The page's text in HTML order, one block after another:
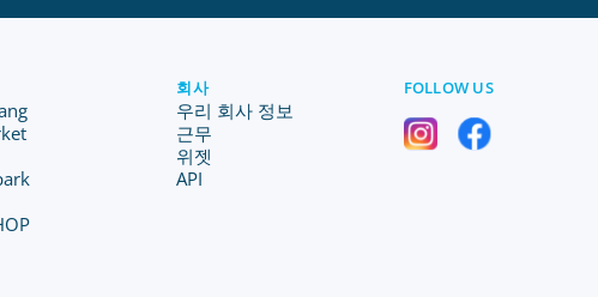
회사
우리 회사 정보
근무
위젯
API
FOLLOW US